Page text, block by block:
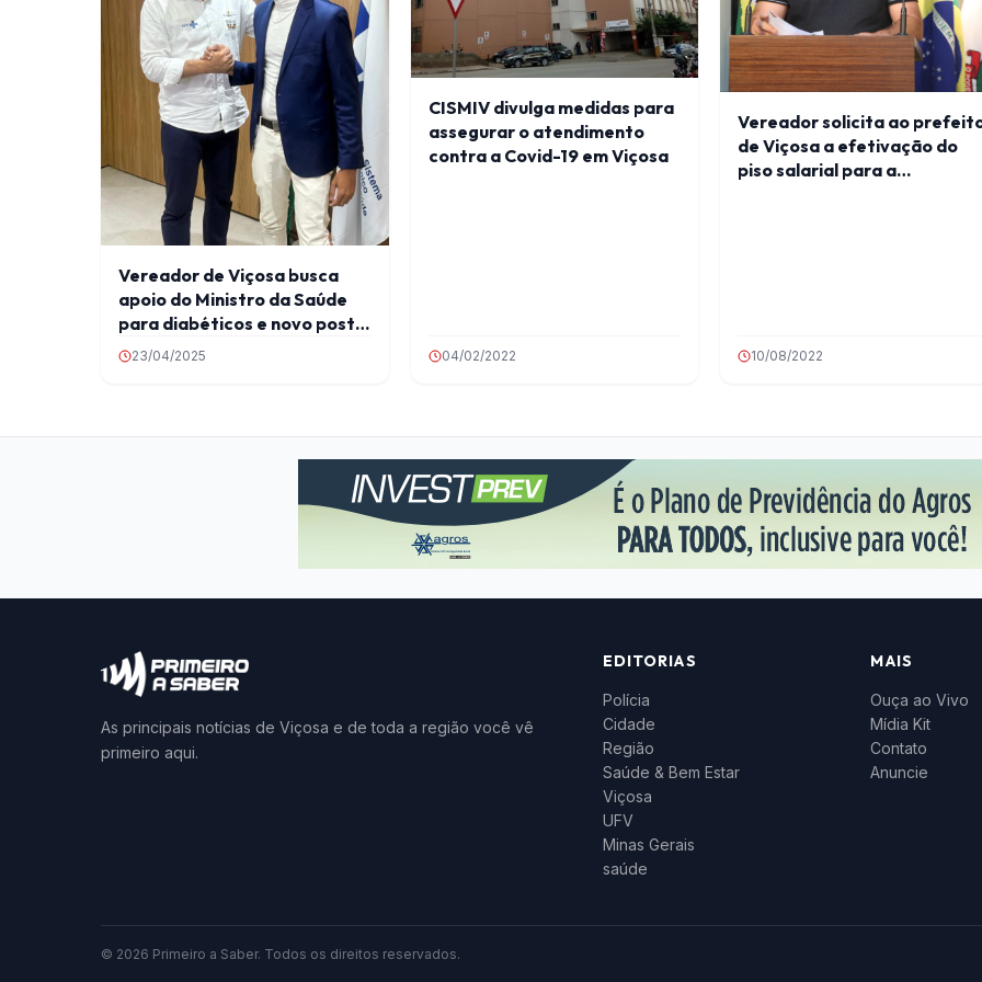
Vereador de Viçosa busca
apoio do Ministro da Saúde
para diabéticos e novo posto
de saúde
23/04/2025
CISMIV divulga medidas para
assegurar o atendimento
contra a Covid-19 em Viçosa
04/02/2022
Vereador solicita ao
de Viçosa a efetivação do
piso salarial para a
10/08/2022
As principais notícias de Viçosa e de toda a região você vê
primeiro aqui.
EDITORIAS
Polícia
Cidade
Região
Saúde & Bem Estar
Viçosa
UFV
Minas Gerais
saúde
MAIS
Ouça ao Vivo
Mídia Kit
Contato
Anuncie
© 2026 Primeiro a Saber. Todos os direitos reservados.